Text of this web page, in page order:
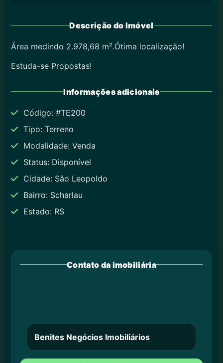
Descrição do Imóvel
Área medindo 2.978,68 m².Ótima localização!
Estuda-se Propostas!
Informações adicionais
Código: #TE200
Tipo: Terreno
Modalidade: Venda
Status: Disponível
Cidade: São Leopoldo
Bairro: Scharlau
Estado: RS
Contato da imobiliária
Benites Negócios Imobiliários